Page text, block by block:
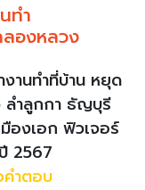
ทำ
องหลวง
งานทำที่บ้าน หยุด
ลำลูกกา ธัญบุรี
องเอก ฟิวเจอร์
2567
คำตอบ